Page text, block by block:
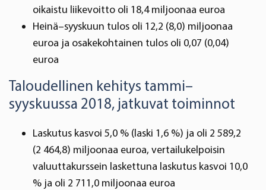
oikaistu liikevoitto oli 18,4 miljoonaa euroa
Heinä–syyskuun tulos oli 12,2 (8,0) miljoonaa
euroa ja osakekohtainen tulos oli 0,07 (0,04)
euroa
Taloudellinen kehitys tammi–
syyskuussa 2018, jatkuvat toiminnot
Laskutus kasvoi 5,0 % (laski 1,6 %) ja oli 2 589,2
(2 464,8) miljoonaa euroa, vertailukelpoisin
valuuttakurssein laskettuna laskutus kasvoi 10,0
% ja oli 2 711,0 miljoonaa euroa